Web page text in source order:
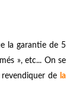
la garantie de 5
», etc... On se
de la